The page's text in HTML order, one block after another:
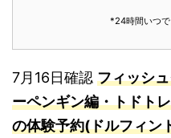
*24時間いつ
7月16日確認 フィッシ
ーペンギン編・トドト
の体験予約(ドルフィン